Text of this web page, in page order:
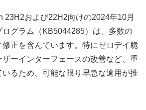
23H2および22H2向けの2024年10月
ログラム（KB5044285）は、多数の
正を含んでいます。特にゼロデイ脆
ーインターフェースの改善など、重
るため、可能な限り早急な適用が推